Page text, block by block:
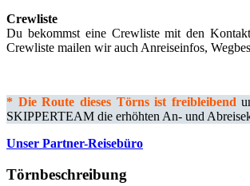
Crewliste
Du bekommst eine Crewliste mit den
Crewliste mailen wir auch Anreiseinfos,
* Die Route dieses Törns ist freibleibend
SKIPPERTEAM die erhöhten An- und
Unser Partner-Reisebüro
Törnbeschreibung